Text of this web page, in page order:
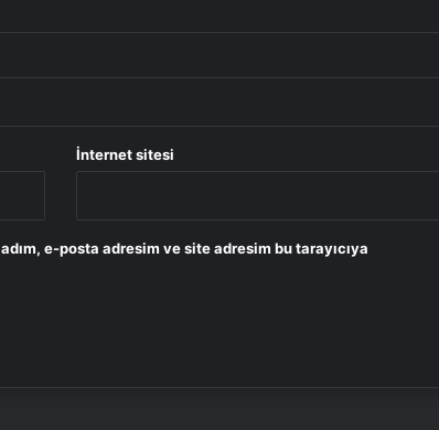
İnternet sitesi
e-posta adresim ve site adresim bu tarayıcıya